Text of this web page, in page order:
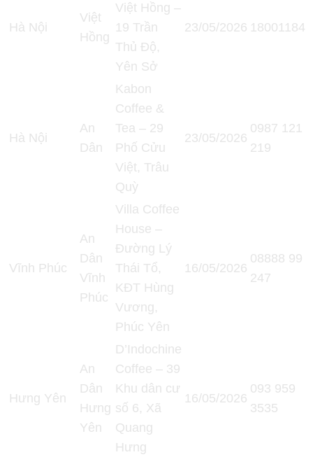
Hà Nội
Việt
Hồng
Việt Hồng –
19 Trần
Thủ Độ,
Yên Sở
23/05/2026 18001184
Hà Nội
An
Dân
Kabon
Coffee &
Tea – 29
Phố Cửu
Việt, Trâu
Quỳ
23/05/2026
0987 121
219
Vĩnh Phúc
An
Dân
Vĩnh
Phúc
Villa Coffee
House –
Đường Lý
Thái Tổ,
KĐT Hùng
Vương,
Phúc Yên
16/05/2026
08888 99
247
Hưng Yên
An
Dân
Hưng
Yên
D’Indochine
Coffee – 39
Khu dân cư
số 6, Xã
Quang
Hưng
16/05/2026
093 959
3535